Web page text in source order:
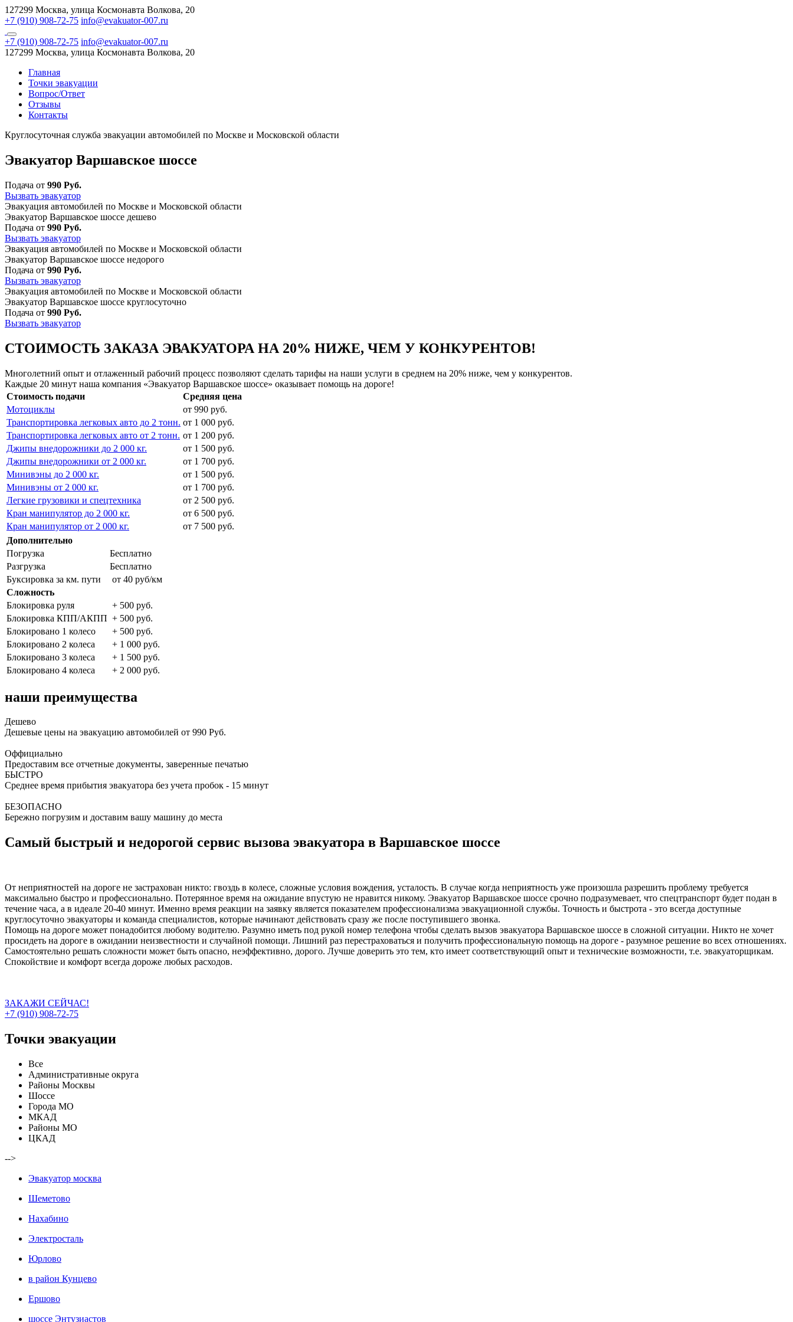
127299 Москва, улица Космонавта Волкова, 20
+7 (910) 908-72-75 info@evakuator-007.ru
+7 (910) 908-72-75 info@evakuator-007.ru
127299 Москва, улица Космонавта Волкова, 20
Главная
Точки эвакуации
Вопрос/Ответ
Отзывы
Контакты
Круглосуточная служба эвакуации автомобилей по Москве и Московской области
Эвакуатор Варшавское шоссе
Подача от 990 Руб.
Вызвать эвакуатор
Эвакуация автомобилей по Москве и Московской области
Эвакуатор Варшавское шоссе дешево
Подача от 990 Руб.
Вызвать эвакуатор
Эвакуация автомобилей по Москве и Московской области
Эвакуатор Варшавское шоссе недорого
Подача от 990 Руб.
Вызвать эвакуатор
Эвакуация автомобилей по Москве и Московской области
Эвакуатор Варшавское шоссе круглосуточно
Подача от 990 Руб.
Вызвать эвакуатор
СТОИМОСТЬ ЗАКАЗА ЭВАКУАТОРА НА 20% НИЖЕ, ЧЕМ У КОНКУРЕНТОВ!
Многолетний опыт и отлаженный рабочий процесс позволяют сделать тарифы на наши услуги в среднем на 20% ниже, чем у конкурентов.
Каждые 20 минут наша компания «Эвакуатор Варшавское шоссе» оказывает помощь на дороге!
Стоимость подачи
Средняя цена
Мотоциклы
от 990 руб.
Транспортировка легковых авто до 2 тонн. от 1 000 руб.
Транспортировка легковых авто от 2 тонн. от 1 200 руб.
Джипы внедорожники до 2 000 кг.
от 1 500 руб.
Джипы внедорожники от 2 000 кг.
от 1 700 руб.
Минивэны до 2 000 кг.
от 1 500 руб.
Минивэны от 2 000 кг.
от 1 700 руб.
Легкие грузовики и спецтехника
от 2 500 руб.
Кран манипулятор до 2 000 кг.
от 6 500 руб.
Кран манипулятор от 2 000 кг.
от 7 500 руб.
Дополнительно
Погрузка
Бесплатно
Разгрузка
Бесплатно
Буксировка за км. пути
от 40 руб/км
Сложность
Блокировка руля
+ 500 руб.
Блокировка КПП/АКПП + 500 руб.
Блокировано 1 колесо
+ 500 руб.
Блокировано 2 колеса
+ 1 000 руб.
Блокировано 3 колеса
+ 1 500 руб.
Блокировано 4 колеса
+ 2 000 руб.
наши преимущества
Дешево
Дешевые цены на эвакуацию автомобилей от 990 Руб.
Оффициально
Предоставим все отчетные документы, заверенные печатью
БЫСТРО
Среднее время прибытия эвакуатора без учета пробок - 15 минут
БЕЗОПАСНО
Бережно погрузим и доставим вашу машину до места
Самый быстрый и недорогой сервис вызова эвакуатора в Варшавское шоссе
От неприятностей на дороге не застрахован никто: гвоздь в колесе, сложные условия вождения, усталость. В случае когда неприятность уже произошла разрешить проблему требуется
максимально быстро и профессионально. Потерянное время на ожидание впустую не нравится никому. Эвакуатор Варшавское шоссе срочно подразумевает, что спецтранспорт будет подан в
течение часа, а в идеале 20-40 минут. Именно время реакции на заявку является показателем профессионализма эвакуационной службы. Точность и быстрота - это всегда доступные
круглосуточно эвакуаторы и команда специалистов, которые начинают действовать сразу же после поступившего звонка.
Помощь на дороге может понадобится любому водителю. Разумно иметь под рукой номер телефона чтобы сделать вызов эвакуатора Варшавское шоссе в сложной ситуации. Никто не хочет
просидеть на дороге в ожидании неизвестности и случайной помощи. Лишний раз перестраховаться и получить профессиональную помощь на дороге - разумное решение во всех отношениях.
Самостоятельно решать сложности может быть опасно, неэффективно, дорого. Лучше доверить это тем, кто имеет соответствующий опыт и технические возможности, т.е. эвакуаторщикам.
Спокойствие и комфорт всегда дороже любых расходов.
ЗАКАЖИ СЕЙЧАС!
+7 (910) 908-72-75
Точки эвакуации
Все
Административные округа
Районы Москвы
Шоссе
Города МО
МКАД
Районы МО
ЦКАД
-->
Эвакуатор москва
Шеметово
Нахабино
Электросталь
Юрлово
в район Кунцево
Ершово
шоссе Энтузиастов